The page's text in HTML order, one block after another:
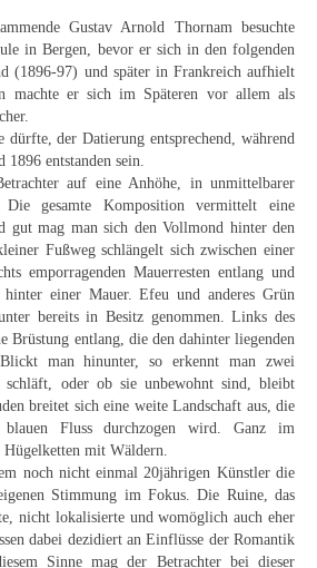
Künstler
Landschaft
Landschaften
Landschaft
Gustav Arnold Thornam besuchte
in Bergen, bevor er sich in den folgenden
(1896-97) und später in Frankreich aufhielt
machte er sich im Späteren vor allem als
dürfte, der Datierung entsprechend, während
entstanden sein.
auf eine Anhöhe, in unmittelbarer
gesamte Komposition vermittelt eine
gut mag man sich den Vollmond hinter den
Fußweg schlängelt sich zwischen einer
emporragenden Mauerresten entlang und
hinter einer Mauer. Efeu und anderes Grün
bereits in Besitz genommen. Links des
Brüstung entlang, die den dahinter liegenden
man hinunter, so erkennt man zwei
oder ob sie unbewohnt sind, bleibt
breitet sich eine weite Landschaft aus, die
Fluss durchzogen wird. Ganz im
mit Wäldern.
noch nicht einmal 20jährigen Künstler die
Stimmung im Fokus. Die Ruine, das
nicht lokalisierte und womöglich auch eher
dabei dezidiert an Einflüsse der Romantik
Sinne mag der Betrachter bei dieser